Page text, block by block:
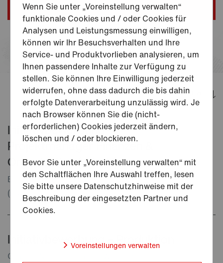
8 OFFENE STELLEN FILTER (1)
Veröffentlicht am
Initiativbewerbung -
Projektmanager Finanzen &
Organisation (w/m/d)
Bruchsal, Baden-Württemberg, Deutschland
(Hybrid)
Initiativbewerbung – Produktion
Graben-Neudorf, Baden-Württemberg,
Wenn Sie unter „Voreinstellung verwalten“
funktionale Cookies und / oder Cookies für
Analysen und Leistungsmessung einwilligen,
können wir Ihr Besuchsverhalten und Ihre
Service- und Produktvorlieben analysieren, um
Ihnen passendere Inhalte zur Verfügung zu
stellen. Sie können Ihre Einwilligung jederzeit
widerrufen, ohne dass dadurch die bis dahin
erfolgte Datenverarbeitung unzulässig wird. Je
nach Browser können Sie die (nicht-
erforderlichen) Cookies jederzeit ändern,
löschen und / oder blockieren.
Bevor Sie unter „Voreinstellung verwalten“ mit
den Schaltflächen Ihre Auswahl treffen, lesen
Sie bitte unsere Datenschutzhinweise mit der
Beschreibung der eingesetzten Partner und
Cookies.
Voreinstellungen verwalten